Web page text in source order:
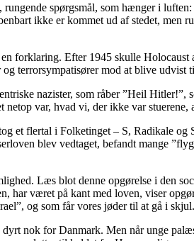
rungende spørgsmål, som hænger i
ikke er kommet ud af stedet,
forklaring. Efter 1945 skulle
terrorsympatisører mod at blive udvist
nazister, som råber ”Heil
var, hvad vi, der ikke var stuerene,
et flertal i Folketinget – S, Radikale
blev vedtaget, befandt mange
Læs blot denne opgørelse i den
har været på kant med loven, viser
og som får vores jøder til at gå i skjul.
nok for Danmark. Men når unge